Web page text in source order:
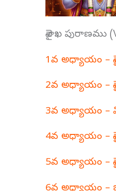
వైశాఖ పురాణము
1వ అధ్యాయం –
2వ అధ్యాయం –
3వ అధ్యాయం –
4వ అధ్యాయం –
5వ అధ్యాయం –